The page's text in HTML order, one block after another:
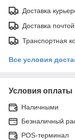
Доставка
Доставка почтой
Транспортная
Все условия
Условия оплаты
Наличными
Безналичный
POS-терминал